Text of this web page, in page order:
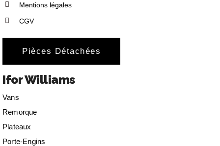
Mentions légales
CGV
Pièces Détachées
Ifor Williams
Vans
Remorque
Plateaux
Porte-Engins